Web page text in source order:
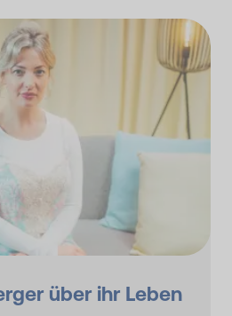
über ihr Leben